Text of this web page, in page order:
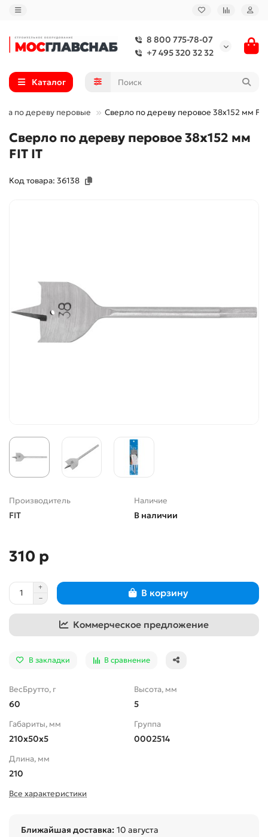
8 800 775-78-07
+7 495 320 32 32
Каталог
по дереву перовые Сверло по дереву перовое 38x152 мм FIT
Сверло по дереву перовое 38x152 мм
FIT IT
Код товара: 36138
Производитель
FIT
Наличие
В наличии
310 р
В корзину
Коммерческое предложение
В закладки В сравнение
ВесБрутто, г
60
Высота, мм
5
Габариты, мм
210x50x5
Группа
0002514
Длина, мм
210
Все характеристики
Ближайшая доставка: 10 августа